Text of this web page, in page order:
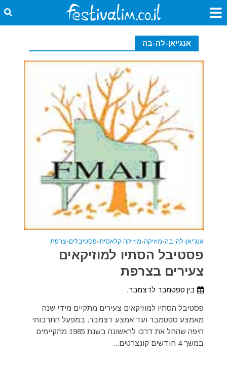
אנג'יאן-לה-בה
אנג'יאן-לה-בה•מוזיקה•מוזיקה קלאסית•פסטיבלים•צרפת
פסטיבל הסתיו למוזיקאים
צעירים בצרפת
בין ספטמבר לדצמבר.
פסטיבל הסתיו למוזיקאים צעירים מתקיים מידי שנה
מאמצע ספטמבר ועד אמצע דצמבר. במפעל התרבותי
היפה שהחל את דרכו לראשונה בשנת 1985 מתקיימים
במשך 4 חודשים קונצרטים...